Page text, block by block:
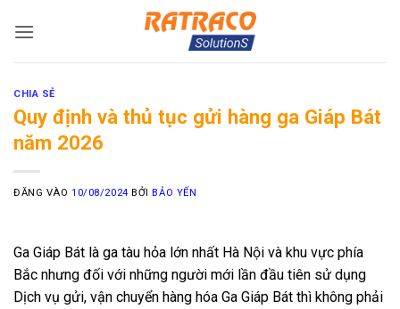
qua
CHIA SẺ
Quy định và thủ tục gửi hàng ga Giáp Bát
năm 2026
ĐĂNG VÀO10/08/2024 BỞIBẢO YẾN
Ga Giáp Bát là ga tàu hỏa lớn nhất Hà Nội và khu vực phía
Bắc nhưng đối với những người mới lần đầu tiên sử dụng
Dịch vụ gửi, vận chuyển hàng hóa Ga Giáp Bát thì không phải